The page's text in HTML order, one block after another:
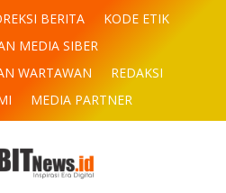
BERITA
KODE ETIK
MEDIA SIBER
WARTAWAN
REDAKSI
MEDIA PARTNER